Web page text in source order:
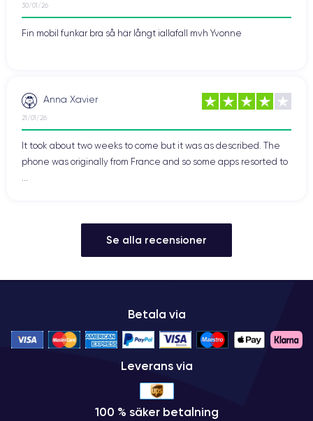
30/01/26
Fin mobil funkar bra så här långt iallafall mvh Yvonne
Anna Xavier
21/01/26
It took about two weeks to come but it was as described. The
phone was originally from France and so some apps resorted to
Se alla recensioner
Betala via
Leverans via
100 % säker betalning